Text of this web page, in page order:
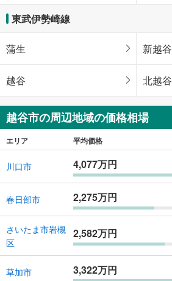
東武伊勢崎線
蒲生 新越谷
越谷 北越谷
越谷市の周辺地域の価格相場
エリア 平均価格
川口市 4,077万円
春日部市 2,275万円
さいたま市岩槻
区
2,582万円
草加市 3,322万円